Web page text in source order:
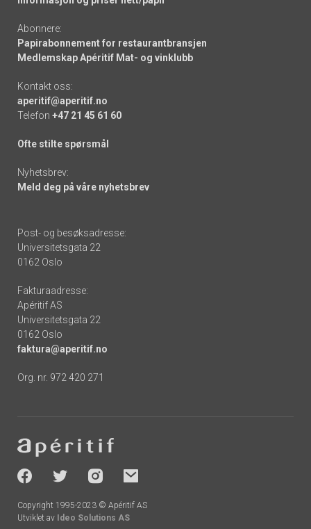
Abonnere:
Papirabonnement for restaurantbransjen
Medlemskap Apéritif Mat- og vinklubb
Kontakt oss:
aperitif@aperitif.no
Telefon +47 21 45 61 60
Ofte stilte spørsmål
Nyhetsbrev:
Meld deg på våre nyhetsbrev
Post- og besøksadresse:
Universitetsgata 22
0162 Oslo
Fakturaadresse:
Apéritif AS
Universitetsgata 22
0162 Oslo
faktura@aperitif.no
Org. nr. 972 420 271
-
socials
Copyright 1995-2023 © Apéritif AS
Utviklet av Ideo Solutions AS